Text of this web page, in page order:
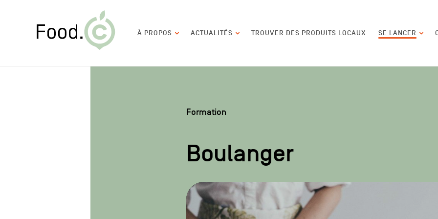
Navigation
À PROPOS ACTUALITÉS TROUVER DES PRODUITS LOCAUX SE LANCER
Formation
Boulanger